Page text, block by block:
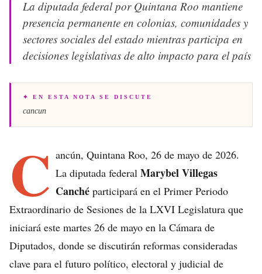
La diputada federal por Quintana Roo mantiene
presencia permanente en colonias, comunidades y
sectores sociales del estado mientras participa en
decisiones legislativas de alto impacto para el país
✦ EN ESTA NOTA SE DISCUTE
cancun
C ancún, Quintana Roo, 26 de mayo de 2026.
La diputada federal Marybel Villegas
Canchéparticipará en el Primer Periodo
Extraordinario de Sesiones de la LXVI Legislatura que
iniciará este martes 26 de mayo en la Cámara de
Diputados, donde se discutirán reformas consideradas
clave para el futuro político, electoral y judicial de